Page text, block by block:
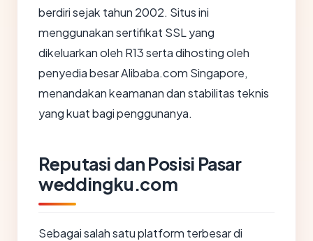
berdiri sejak tahun 2002. Situs ini
menggunakan sertifikat SSL yang
dikeluarkan oleh R13 serta dihosting oleh
penyedia besar Alibaba.com Singapore,
menandakan keamanan dan stabilitas teknis
yang kuat bagi penggunanya.
Reputasi dan Posisi Pasar
weddingku.com
Sebagai salah satu platform terbesar di